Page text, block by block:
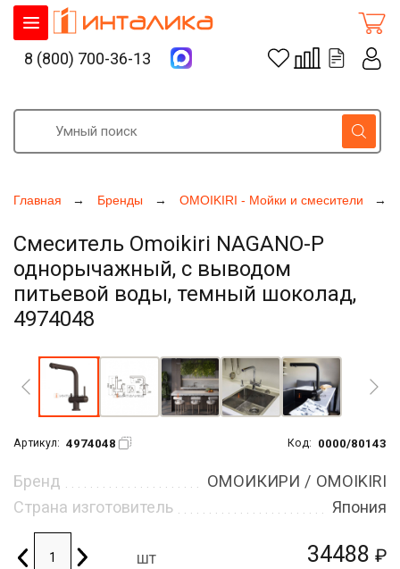
Главная Бренды OMOIKIRI - Мойки и смесители
Смеситель Omoikiri NAGANO-P
однорычажный, с выводом
питьевой воды, темный шоколад,
4974048
Артикул: 4974048 Код: 0000/80143
34488 ₽
Бренд
ОМОИКИРИ / OMOIKIRI
Страна изготовитель
Япония
шт
8 (800) 700-36-13